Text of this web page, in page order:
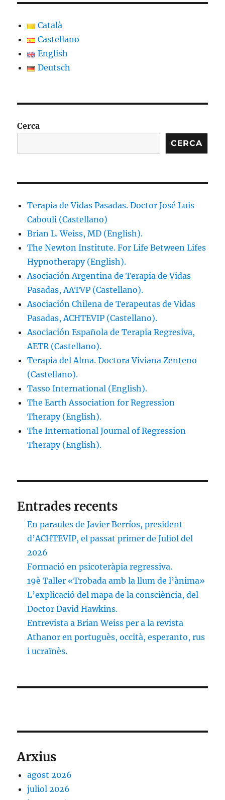
Català
Castellano
English
Deutsch
Cerca
CERCA
Terapia de Vidas Pasadas. Doctor José Luis
Cabouli (Castellano)
Brian L. Weiss, MD (English).
The Newton Institute. For Life Between Lifes
Hypnotherapy (English).
Asociación Argentina de Terapia de Vidas
Pasadas, AATVP (Castellano).
Asociación Chilena de Terapeutas de Vidas
Pasadas, ACHTEVIP (Castellano).
Asociación Española de Terapia Regresiva,
AETR (Castellano).
Terapia del Alma. Doctora Viviana Zenteno
(Castellano).
Tasso International (English).
The Earth Association for Regression
Therapy (English).
The International Journal of Regression
Therapy (English).
Entrades recents
En paraules de Javier Berríos, president
d’ACHTEVIP, el passat primer de Juliol del
2026
Formació en psicoteràpia regressiva.
19è Taller «Trobada amb la llum de l’ànima»
L’explicació del mapa de la consciència, del
Doctor David Hawkins.
Entrevista a Brian Weiss per a la revista
Athanor en portuguès, occità, esperanto, rus
i ucraïnès.
Arxius
agost 2026
juliol 2026